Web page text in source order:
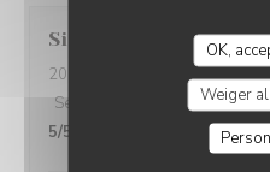
OK,
Weiger
Simon
2026-05-25
- 21:45 - Gasten 1
Service
Atmosfeer: 5/5
5/5